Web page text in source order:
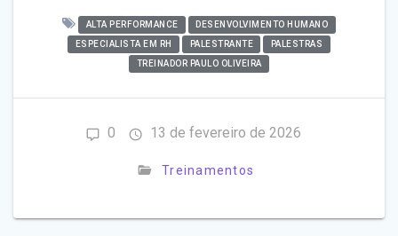
ALTA PERFORMANCE
DESENVOLVIMENTO HUMANO
ESPECIALISTA EM RH
PALESTRANTE
PALESTRAS
TREINADOR PAULO OLIVEIRA
0 13 de fevereiro de 2026
Treinamentos